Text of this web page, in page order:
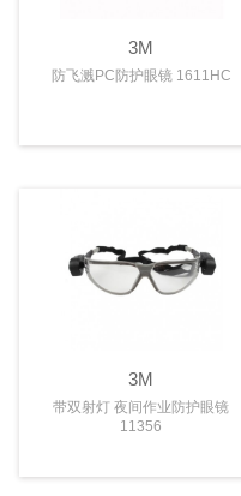
3M
防飞溅PC防护眼镜 1611HC
3M
带双射灯 夜间作业防护眼镜
11356